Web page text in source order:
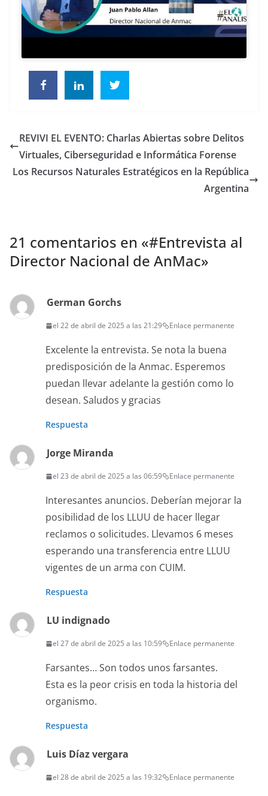
REVIVI EL EVENTO: Charlas Abiertas sobre Delitos
Virtuales, Ciberseguridad e Informática Forense
Los Recursos Naturales Estratégicos en la República
Argentina
21 comentarios en «#Entrevista al
Director Nacional de AnMac»
German Gorchs
el 22 de abril de 2025 a las 21:29 Enlace permanente
Excelente la entrevista. Se nota la buena
predisposición de la Anmac. Esperemos
puedan llevar adelante la gestión como lo
desean. Saludos y gracias
Respuesta
Jorge Miranda
el 23 de abril de 2025 a las 06:59 Enlace permanente
Interesantes anuncios. Deberían mejorar la
posibilidad de los LLUU de hacer llegar
reclamos o solicitudes. Llevamos 6 meses
esperando una transferencia entre LLUU
vigentes de un arma con CUIM.
Respuesta
LU indignado
el 27 de abril de 2025 a las 10:59 Enlace permanente
Farsantes… Son todos unos farsantes.
Esta es la peor crisis en toda la historia del
organismo.
Respuesta
Luis Díaz vergara
el 28 de abril de 2025 a las 19:32 Enlace permanente